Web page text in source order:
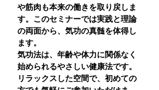
や筋肉も本来の働きを取り戻しま
す。このセミナーでは実践と理論
の両面から、気功の真髄を体得し
ます。
気功法は、年齢や体力に関係なく
始められるやさしい健康法です。
リラックスした空間で、初めての